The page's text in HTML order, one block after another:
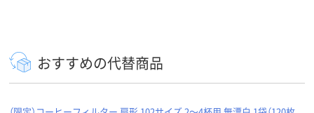
おすすめの代替商品